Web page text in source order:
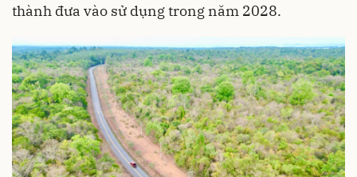
thành đưa vào sử dụng trong năm 2028.